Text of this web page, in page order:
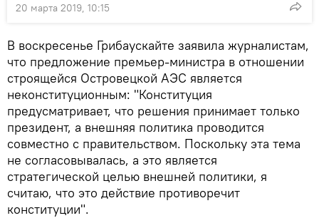
20 марта 2019, 10:15
В воскресенье Грибаускайте заявила журналистам,
что предложение премьер-министра в отношении
строящейся Островецкой АЭС является
неконституционным: "Конституция
предусматривает, что решения принимает только
президент, а внешняя политика проводится
совместно с правительством. Поскольку эта тема
не согласовывалась, а это является
стратегической целью внешней политики, я
считаю, что это действие противоречит
конституции".